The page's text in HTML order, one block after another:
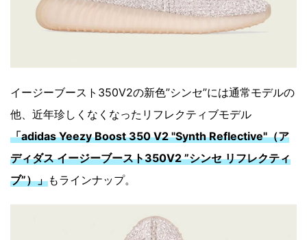
イージーブースト350V2の新色”シンセ”には通常モデルの
他、近年珍しくなくなったリフレクティブモデル
「adidas Yeezy Boost 350 V2 "Synth Reflective"（ア
ディダス イージーブースト350V2 ”シンセ リフレクティ
ブ”）」もラインナップ。